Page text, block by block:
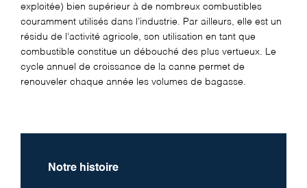
exploitée) bien supérieur à de nombreux combustibles
couramment utilisés dans l’industrie. Par ailleurs, elle est un
résidu de l’activité agricole, son utilisation en tant que
combustible constitue un débouché des plus vertueux. Le
cycle annuel de croissance de la canne permet de
renouveler chaque année les volumes de bagasse.
Notre histoire